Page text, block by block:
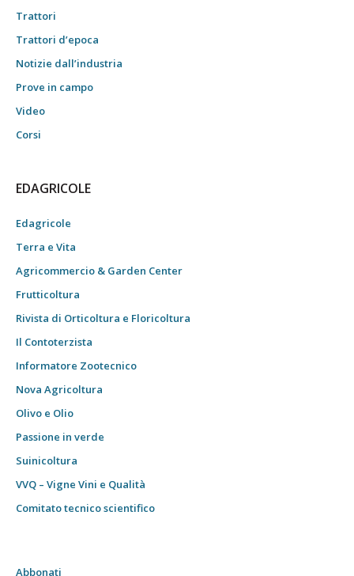
Trattori
Trattori d’epoca
Notizie dall’industria
Prove in campo
Video
Corsi
EDAGRICOLE
Edagricole
Terra e Vita
Agricommercio & Garden Center
Frutticoltura
Rivista di Orticoltura e Floricoltura
Il Contoterzista
Informatore Zootecnico
Nova Agricoltura
Olivo e Olio
Passione in verde
Suinicoltura
VVQ – Vigne Vini e Qualità
Comitato tecnico scientifico
Abbonati